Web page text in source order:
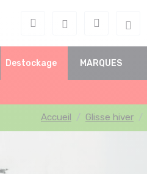
Destockage MARQUES
Accueil Glisse hiver